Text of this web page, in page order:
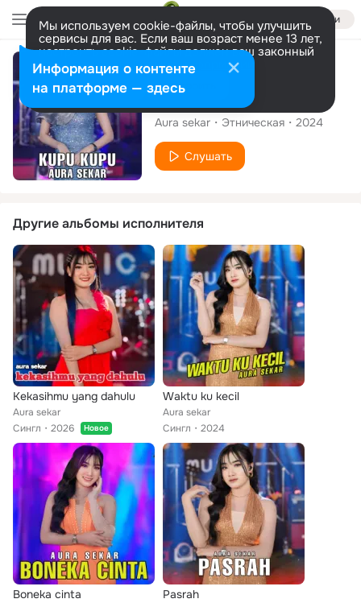
Войти
Мы используем cookie-файлы, чтобы улучшить
сервисы для вас. Если ваш возраст менее 13 лет,
настроить cookie-файлы должен ваш законный
представитель. Больше информации
Разрешить все Настроить
Сингл
Kupu kupu
Aura sekar Этническая 2024
Слушать
Другие альбомы исполнителя
Kekasihmu yang dahulu
Aura sekar
Сингл
2026 Новое
Waktu ku kecil
Aura sekar
Сингл
2024
Boneka cinta Pasrah
Информация о контенте
на платформе — здесь